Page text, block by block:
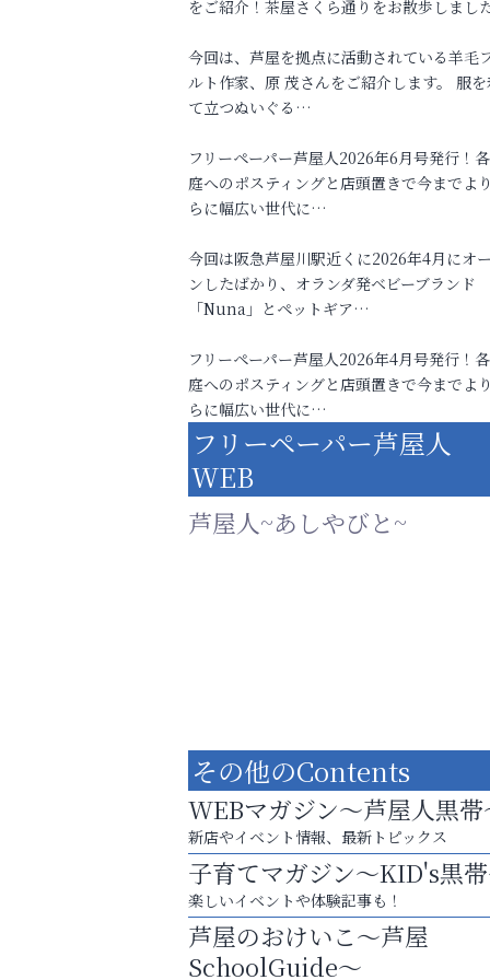
をご紹介！茶屋さくら通りをお散歩しまし
今回は、芦屋を拠点に活動されている羊毛
ルト作家、原 茂さんをご紹介します。 服を
て立つぬいぐる…
フリーペーパー芦屋人2026年6月号発行！
庭へのポスティングと店頭置きで今までよ
らに幅広い世代に…
今回は阪急芦屋川駅近くに2026年4月にオ
ンしたばかり、オランダ発ベビーブランド
「Nuna」とペットギア…
フリーペーパー芦屋人2026年4月号発行！
庭へのポスティングと店頭置きで今までよ
らに幅広い世代に…
フリーペーパー芦屋人
WEB
芦屋人~あしやびと~
芦屋・西宮・神戸の新店舗PRやリニューア
知などお気軽にご相談ください。
そうさくてっぱん樹々
その他のContents
WEBマガジン～芦屋人黒帯
新店やイベント情報、最新トピックス
子育てマガジン～KID's黒
楽しいイベントや体験記事も！
芦屋のおけいこ～芦屋
SchoolGuide～